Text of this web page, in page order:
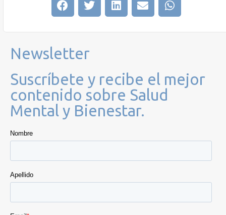
Newsletter
Suscríbete y recibe el mejor
contenido sobre Salud
Mental y Bienestar.